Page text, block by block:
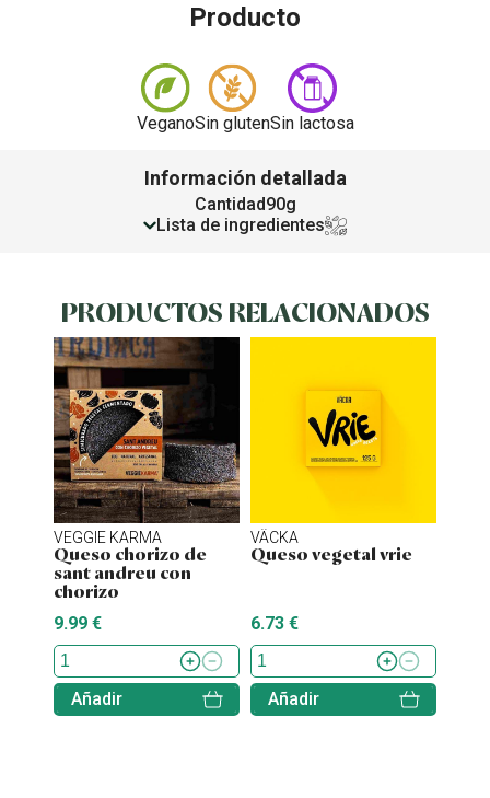
Producto
VeganoSin glutenSin lactosa
Información detallada
Cantidad90g
Lista de ingredientes
PRODUCTOS RELACIONADOS
VEGGIE KARMA
Queso chorizo de
sant andreu con
chorizo
9.99 €
Añadir
VÄCKA
Queso vegetal vrie
6.73 €
Añadir